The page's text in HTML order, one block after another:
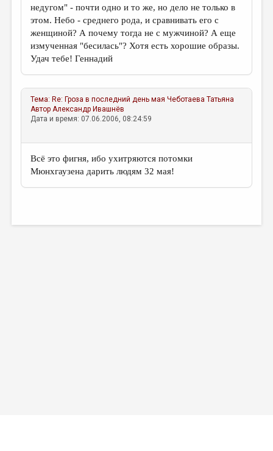
недугом" - почти одно и то же, но дело не только в
этом. Небо - среднего рода, и сравнивать его с
женщиной? А почему тогда не с мужчиной? А еще
измученная "бесилась"? Хотя есть хорошие образы.
Удач тебе! Геннадий
Тема: Re: Гроза в последний день мая Чеботаева Татьяна
АвторАлександр Ивашнёв
Дата и время: 07.06.2006, 08:24:59
Всё это фигня, ибо ухитряются потомки
Мюнхгаузена дарить людям 32 мая!